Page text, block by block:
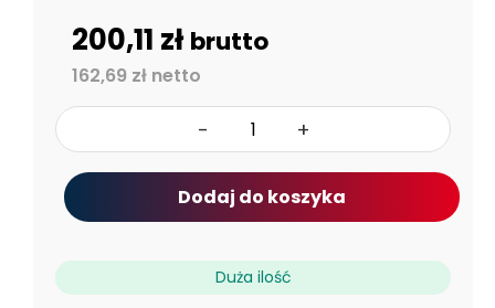
200,11 złbrutto
162,69 zł netto
- +
Dodaj do koszyka
Duża ilość